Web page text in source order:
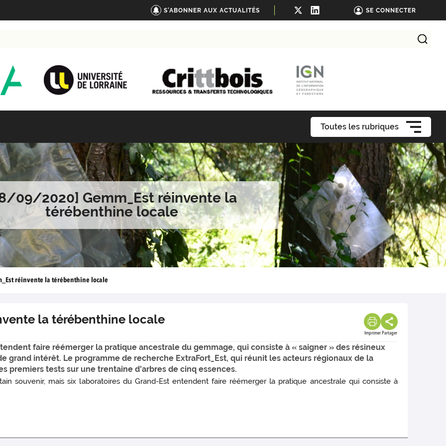
S'ABONNER AUX ACTUALITÉS SE CONNECTER
Toutes les rubriques
09/2020] Gemm_Est réinvente la
térébenthine locale
réinvente la térébenthine locale
la térébenthine locale
Imprimer Partager
faire réémerger la pratique ancestrale du gemmage, qui consiste à « saigner » des résineux
grand intérêt. Le programme de recherche ExtraFort_Est, qui réunit les acteurs régionaux de la
premiers tests sur une trentaine d'arbres de cinq essences.
souvenir, mais six laboratoires du Grand-Est entendent faire réémerger la pratique ancestrale qui consiste à